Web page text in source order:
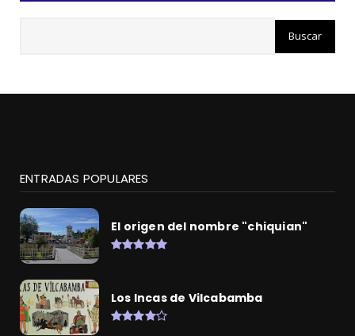
ENTRADAS POPULARES
El origen del nombre "chiquian"
Los Incas de Vilcabamba